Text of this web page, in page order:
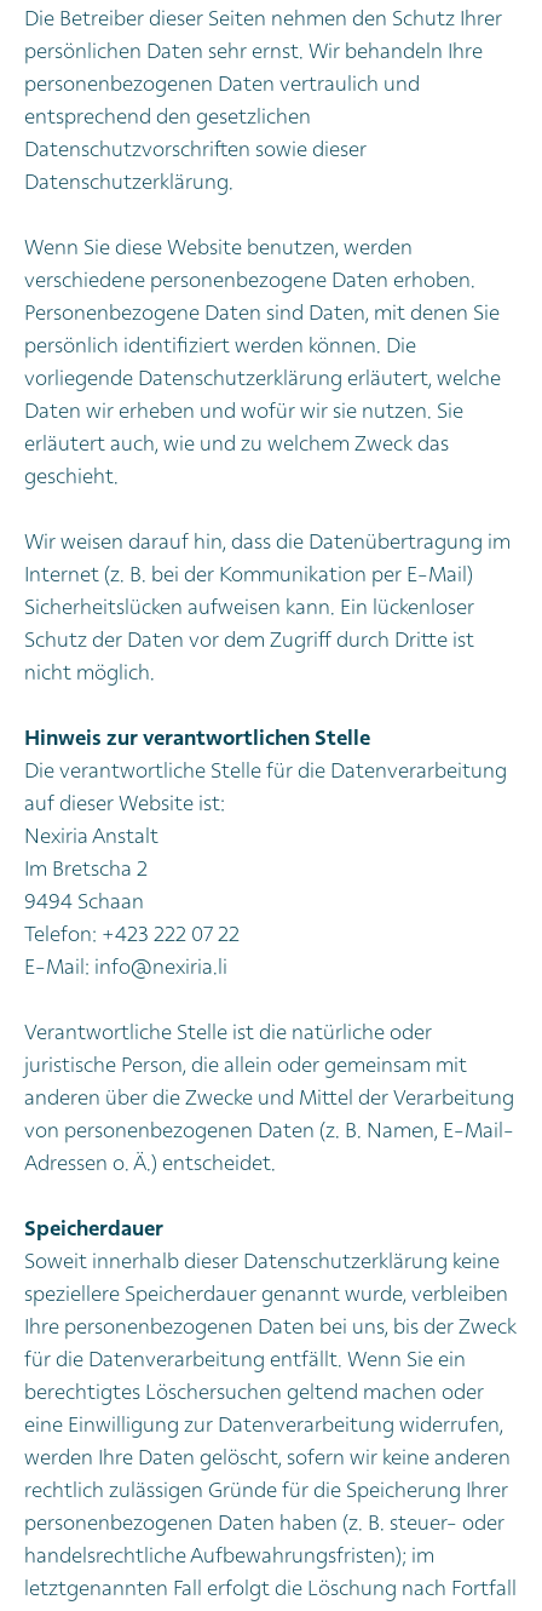
Die Betreiber dieser Seiten nehmen den Schutz Ihrer
persönlichen Daten sehr ernst. Wir behandeln Ihre
personenbezogenen Daten vertraulich und
entsprechend den gesetzlichen
Datenschutzvorschriften sowie dieser
Datenschutzerklärung.
Wenn Sie diese Website benutzen, werden
verschiedene personenbezogene Daten erhoben.
Personenbezogene Daten sind Daten, mit denen Sie
persönlich identifiziert werden können. Die
vorliegende Datenschutzerklärung erläutert, welche
Daten wir erheben und wofür wir sie nutzen. Sie
erläutert auch, wie und zu welchem Zweck das
geschieht.
Wir weisen darauf hin, dass die Datenübertragung im
Internet (z. B. bei der Kommunikation per E-Mail)
Sicherheitslücken aufweisen kann. Ein lückenloser
Schutz der Daten vor dem Zugriff durch Dritte ist
nicht möglich.
Hinweis zur verantwortlichen Stelle
Die verantwortliche Stelle für die Datenverarbeitung
auf dieser Website ist:
Nexiria Anstalt
Im Bretscha 2
9494 Schaan
Telefon: +423 222 07 22
E-Mail: info@nexiria.li
Verantwortliche Stelle ist die natürliche oder
juristische Person, die allein oder gemeinsam mit
anderen über die Zwecke und Mittel der Verarbeitung
von personenbezogenen Daten (z. B. Namen, E-Mail-
Adressen o. Ä.) entscheidet.
Speicherdauer
Soweit innerhalb dieser Datenschutzerklärung keine
speziellere Speicherdauer genannt wurde, verbleiben
Ihre personenbezogenen Daten bei uns, bis der Zweck
für die Datenverarbeitung entfällt. Wenn Sie ein
berechtigtes Löschersuchen geltend machen oder
eine Einwilligung zur Datenverarbeitung widerrufen,
werden Ihre Daten gelöscht, sofern wir keine anderen
rechtlich zulässigen Gründe für die Speicherung Ihrer
personenbezogenen Daten haben (z. B. steuer- oder
handelsrechtliche Aufbewahrungsfristen); im
letztgenannten Fall erfolgt die Löschung nach Fortfall